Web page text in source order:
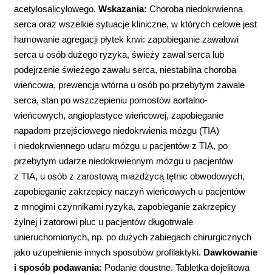
acetylosalicylowego.Wskazania: Choroba niedokrwienna
serca oraz wszelkie sytuacje kliniczne, w których celowe jest
hamowanie agregacji płytek krwi: zapobieganie zawałowi
serca u osób dużego ryzyka, świeży zawał serca lub
podejrzenie świeżego zawału serca, niestabilna choroba
wieńcowa, prewencja wtórna u osób po przebytym zawale
serca, stan po wszczepieniu pomostów aortalno-
wieńcowych, angioplastyce wieńcowej, zapobieganie
napadom przejściowego niedokrwienia mózgu (TIA)
i niedokrwiennego udaru mózgu u pacjentów z TIA, po
przebytym udarze niedokrwiennym mózgu u pacjentów
z TIA, u osób z zarostową miażdżycą tętnic obwodowych,
zapobieganie zakrzepicy naczyń wieńcowych u pacjentów
z mnogimi czynnikami ryzyka, zapobieganie zakrzepicy
żylnej i zatorowi płuc u pacjentów długotrwale
unieruchomionych, np. po dużych zabiegach chirurgicznych
jako uzupełnienie innych sposobów profilaktyki. Dawkowanie
i sposób podawania: Podanie doustne. Tabletka dojelitowa